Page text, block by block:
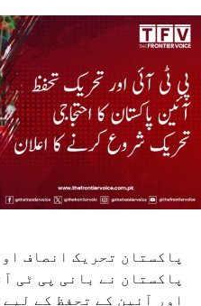
پاکستان تحریک انصاف
پاکستان نے بانی پی ٹی
اور آئین کے تحفظ کے